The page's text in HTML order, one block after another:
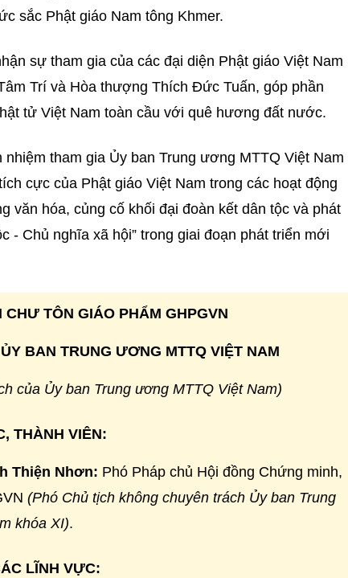
sắc Phật giáo Nam tông Khmer.
sự tham gia của các đại diện Phật giáo Việt Nam
Trí và Hòa thượng Thích Đức Tuấn, góp phần
tử Việt Nam toàn cầu với quê hương đất nước.
tham gia Ủy ban Trung ương MTTQ Việt Nam
cực của Phật giáo Việt Nam trong các hoạt động
văn hóa, củng cố khối đại đoàn kết dân tộc và phát
- Chủ nghĩa xã hội” trong giai đoạn phát triển mới
CHƯ TÔN GIÁO PHẨM GHPGVN
BAN TRUNG ƯƠNG MTTQ VIỆT NAM
của Ủy ban Trung ương MTTQ Việt Nam)
THÀNH VIÊN:
Thiện Nhơn: Phó Pháp chủ Hội đồng Chứng minh,
(Phó Chủ tịch không chuyên trách Ủy ban Trung
khóa XI).
LĨNH VỰC: